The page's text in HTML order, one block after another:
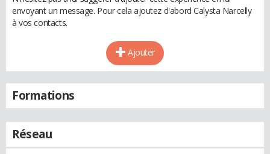
envoyant un message. Pour cela ajoutez d'abord Calysta Narcelly
à vos contacts.
Ajouter
Formations
Réseau